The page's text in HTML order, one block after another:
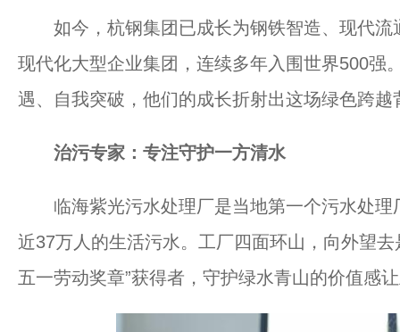
如今，杭钢集团已成长为钢铁智造、现代流
现代化大型企业集团，连续多年入围世界500强
遇、自我突破，他们的成长折射出这场绿色跨越
治污专家：专注守护一方清水
临海紫光污水处理厂是当地第一个污水处理
近37万人的生活污水。工厂四面环山，向外望
五一劳动奖章”获得者，守护绿水青山的价值感